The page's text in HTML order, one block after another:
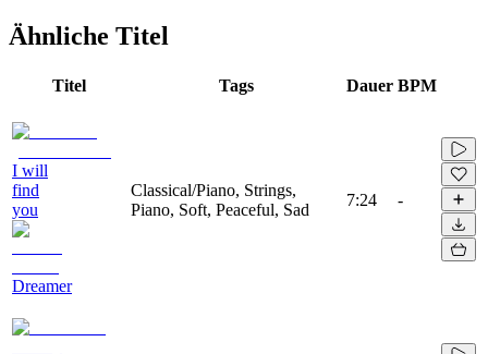
Ähnliche Titel
Titel Tags Dauer BPM
I will
find
you
Dreamer
Classical/Piano, Strings,
Piano, Soft, Peaceful, Sad
7:24 -